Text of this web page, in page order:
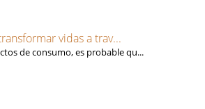
vidas a trav...
de consumo, es probable qu...